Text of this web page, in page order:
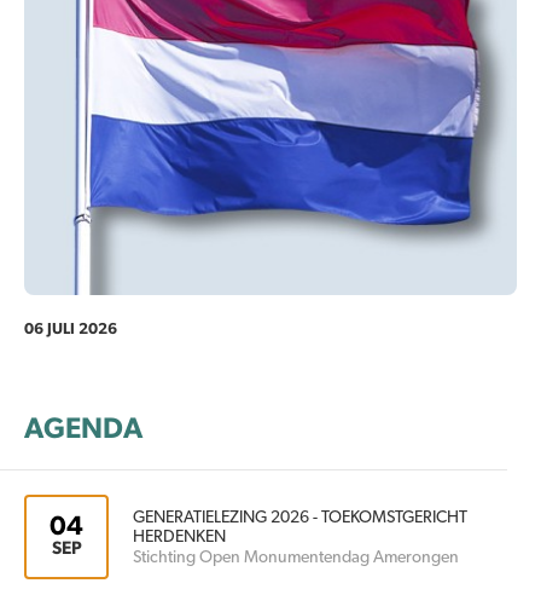
06 JULI 2026
AGENDA
04
SEP
GENERATIELEZING 2026 - TOEKOMSTGERICHT
HERDENKEN
Stichting Open Monumentendag Amerongen